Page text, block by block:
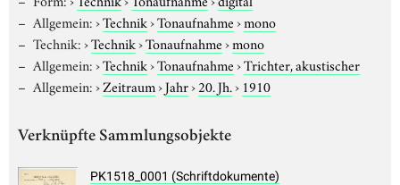
Allgemein:›Technik›Tonaufnahme›mono
Technik:›Technik›Tonaufnahme›mono
Allgemein:›Technik›Tonaufnahme›Trichter, akustischer
Allgemein:›Zeitraum›Jahr›20. Jh.› 1910
Verknüpfte Sammlungsobjekte
PK1518_0001 (Schriftdokumente)